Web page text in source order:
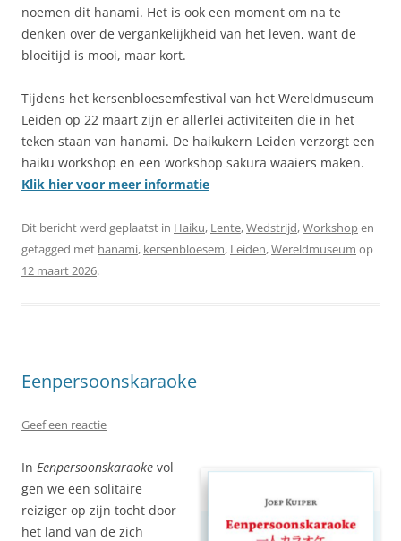
noemen dit hanami. Het is ook een moment om na te
denken over de vergankelijkheid van het leven, want de
bloeitijd is mooi, maar kort.
Tijdens het kersenbloesemfestival van het Wereldmuseum
Leiden op 22 maart zijn er allerlei activiteiten die in het
teken staan van hanami. De haikukern Leiden verzorgt een
haiku workshop en een workshop sakura waaiers maken.
Klik hier voor meer informatie
Dit bericht werd geplaatst in Haiku, Lente,Wedstrijd,Workshopen
getagged met hanami, kersenbloesem, Leiden,Wereldmuseum op
12 maart 2026.
Eenpersoonskaraoke
Geef een reactie
In Eenpersoonskaraoke vol
gen we een solitaire
reiziger op zijn tocht door
het land van de zich